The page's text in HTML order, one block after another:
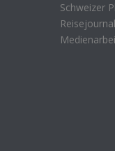
Schweizer